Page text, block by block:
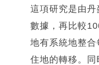
這項研究是由
數據，再比較
地有系統地整
住地的轉移。